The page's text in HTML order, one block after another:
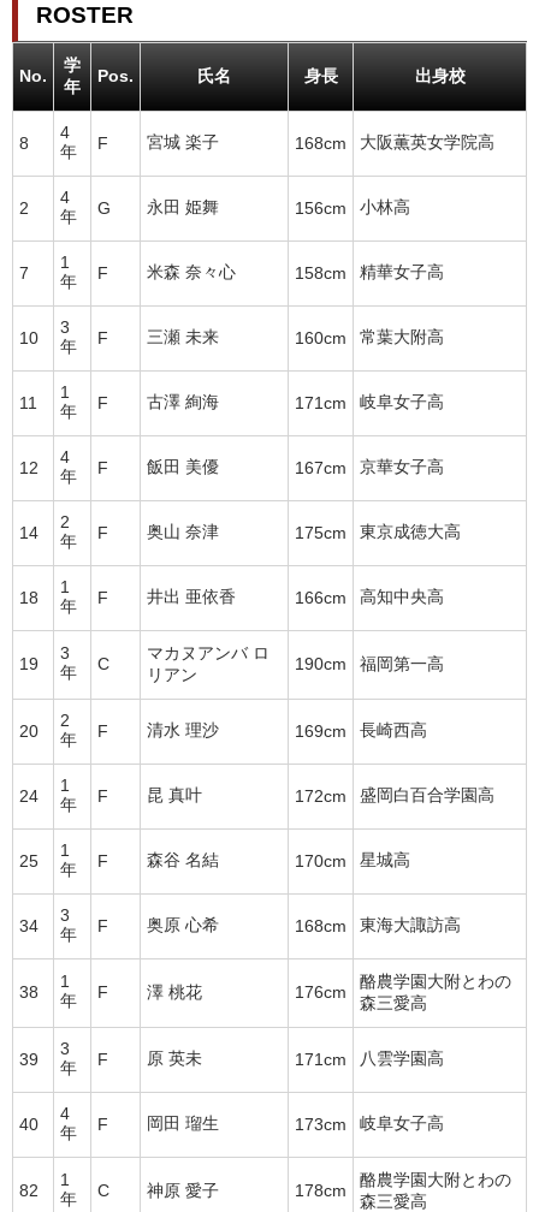
ROSTER
No.
学
年
Pos. 氏名 身長 出身校
8
4
年
F 宮城 楽子 168cm 大阪薫英女学院高
2
4
年
G 永田 姫舞 156cm 小林高
7
1
年
F 米森 奈々心 158cm 精華女子高
10
3
年
F 三瀬 未来 160cm 常葉大附高
11
1
年
F 古澤 絢海 171cm 岐阜女子高
12
4
年
F 飯田 美優 167cm 京華女子高
14
2
年
F 奥山 奈津 175cm 東京成徳大高
18
1
年
F 井出 亜依香 166cm 高知中央高
19
3
年
C
マカヌアンバ ロ
リアン
190cm 福岡第一高
20
2
年
F 清水 理沙 169cm 長崎西高
24
1
年
F 昆 真叶 172cm 盛岡白百合学園高
25
1
年
F 森谷 名結 170cm 星城高
34
3
年
F 奥原 心希 168cm 東海大諏訪高
38
1
年
F 澤 桃花 176cm
酪農学園大附とわの
森三愛高
39
3
年
F 原 英未 171cm 八雲学園高
40
4
年
F 岡田 瑠生 173cm 岐阜女子高
82
1
年
C 神原 愛子 178cm
酪農学園大附とわの
森三愛高